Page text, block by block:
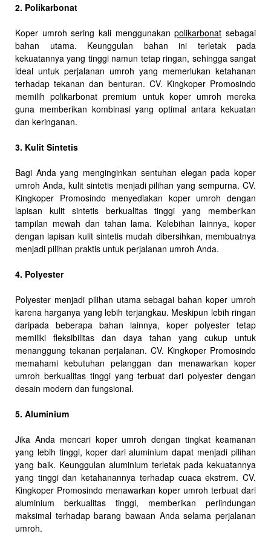
2. Polikarbonat
Koper umroh sering kali menggunakanpolikarbonat sebagai
bahan utama. Keunggulan bahan ini terletak pada
kekuatannya yang tinggi namun tetap ringan, sehingga sangat
ideal untuk perjalanan umroh yang memerlukan ketahanan
terhadap tekanan dan benturan. CV. Kingkoper Promosindo
memilih polikarbonat premium untuk koper umroh mereka
guna memberikan kombinasi yang optimal antara kekuatan
dan keringanan.
3. Kulit Sintetis
Bagi Anda yang menginginkan sentuhan elegan pada koper
umroh Anda, kulit sintetis menjadi pilihan yang sempurna. CV.
Kingkoper Promosindo menyediakan koper umroh dengan
lapisan kulit sintetis berkualitas tinggi yang memberikan
tampilan mewah dan tahan lama. Kelebihan lainnya, koper
dengan lapisan kulit sintetis mudah dibersihkan, membuatnya
menjadi pilihan praktis untuk perjalanan umroh Anda.
4. Polyester
Polyester menjadi pilihan utama sebagai bahan koper umroh
karena harganya yang lebih terjangkau. Meskipun lebih ringan
daripada beberapa bahan lainnya, koper polyester tetap
memiliki fleksibilitas dan daya tahan yang cukup untuk
menanggung tekanan perjalanan. CV. Kingkoper Promosindo
memahami kebutuhan pelanggan dan menawarkan koper
umroh berkualitas tinggi yang terbuat dari polyester dengan
desain modern dan fungsional.
5. Aluminium
Jika Anda mencari koper umroh dengan tingkat keamanan
yang lebih tinggi, koper dari aluminium dapat menjadi pilihan
yang baik. Keunggulan aluminium terletak pada kekuatannya
yang tinggi dan ketahanannya terhadap cuaca ekstrem. CV.
Kingkoper Promosindo menawarkan koper umroh terbuat dari
aluminium berkualitas tinggi, memberikan perlindungan
maksimal terhadap barang bawaan Anda selama perjalanan
umroh.